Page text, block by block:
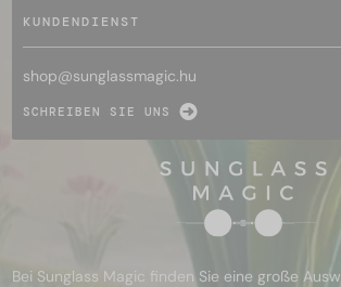
KUNDENDIENST
shop@sunglassmagic.hu
SCHREIBEN SIE UNS
Bei Sunglass Magic finden Sie eine große